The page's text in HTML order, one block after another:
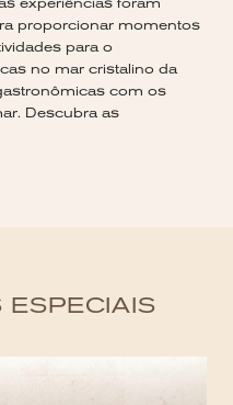
proporcionar momentos
para o
no mar cristalino da
com os
Descubra as
ESPECIAIS